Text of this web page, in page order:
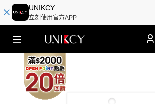
UNIKCY
立刻使用官方APP